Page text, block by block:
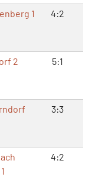
1 4:2
2 5:1
3:3
4:2